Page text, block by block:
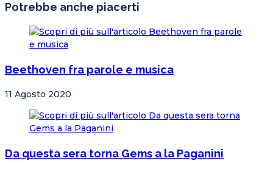
Potrebbe anche piacerti
Beethoven fra parole e musica
11 Agosto 2020
Da questa sera torna Gems a la Paganini